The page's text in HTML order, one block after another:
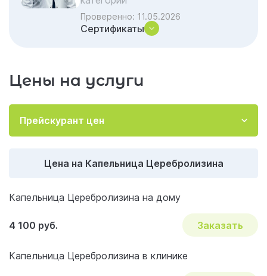
Проверенно: 11.05.2026
Сертификаты
Цены на услуги
Прейскурант цен
Цена на Капельница Церебролизина
Капельница Церебролизина на дому
4 100 руб. Заказать
Капельница Церебролизина в клинике